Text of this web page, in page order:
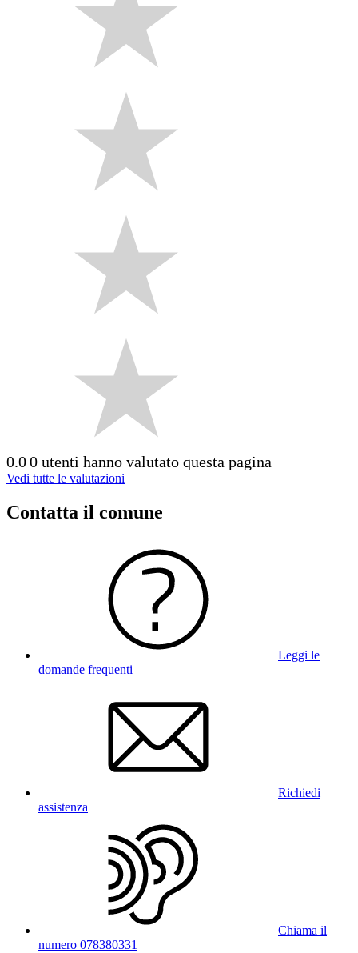
0.00 utenti hanno valutato questa pagina
Vedi tutte le valutazioni
Contatta il comune
Leggi le
domande frequenti
Richiedi
assistenza
Chiama il
numero 078380331